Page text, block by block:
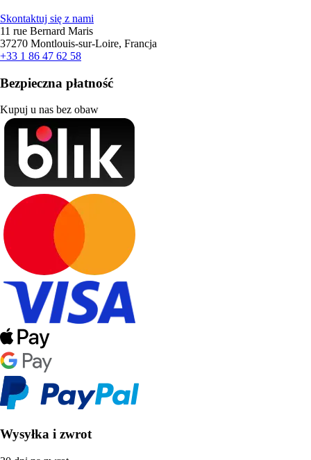
Skontaktuj się z nami
11 rue Bernard Maris
37270 Montlouis-sur-Loire, Francja
+33 1 86 47 62 58
Bezpieczna płatność
Kupuj u nas bez obaw
Wysyłka i zwrot